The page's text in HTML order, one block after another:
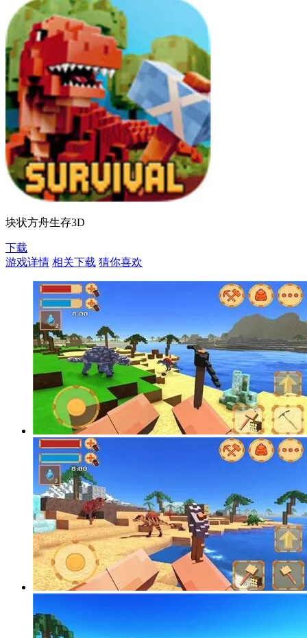
块状方舟生存3D
下载
游戏详情 相关下载 猜你喜欢